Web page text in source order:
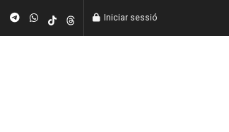
Iniciar sessió